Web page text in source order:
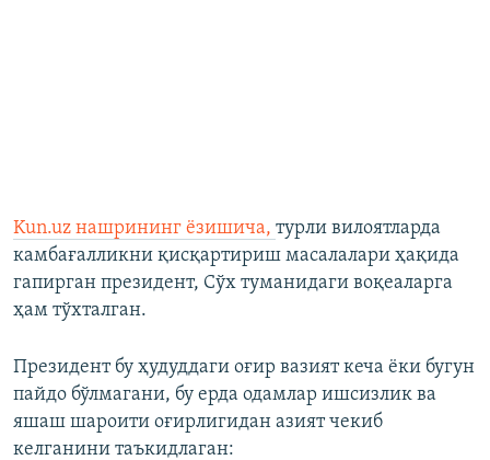
Kun.uz нашрининг ёзишича, турли вилоятларда
камбағалликни қисқартириш масалалари ҳақида
гапирган президент, Сўх туманидаги воқеаларга
ҳам тўхталган.
Президент бу ҳудуддаги оғир вазият кеча ёки бугун
пайдо бўлмагани, бу ерда одамлар ишсизлик ва
яшаш шароити оғирлигидан азият чекиб
келганини таъкидлаган: